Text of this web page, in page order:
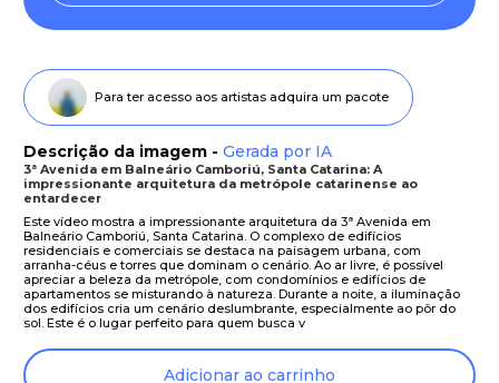
Para ter acesso aos artistas adquira um pacote
Descrição da imagem - Gerada por IA
3ª Avenida em Balneário Camboriú, Santa Catarina: A
impressionante arquitetura da metrópole catarinense ao
entardecer
Este vídeo mostra a impressionante arquitetura da 3ª Avenida em
Balneário Camboriú, Santa Catarina. O complexo de edifícios
residenciais e comerciais se destaca na paisagem urbana, com
arranha-céus e torres que dominam o cenário. Ao ar livre, é possível
apreciar a beleza da metrópole, com condomínios e edifícios de
apartamentos se misturando à natureza. Durante a noite, a iluminação
dos edifícios cria um cenário deslumbrante, especialmente ao pôr do
sol. Este é o lugar perfeito para quem busca v
Adicionar ao carrinho